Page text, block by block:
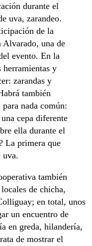
durante el
uva, zarandeo.
de la
Alvarado, una de
evento. En la
herramientas y
zarandas y
también
nada común:
cepa diferente
ella durante el
La primera que
uva.
también
de chicha,
en total, unos
un encuentro de
en greda, hilandería,
de mostrar el